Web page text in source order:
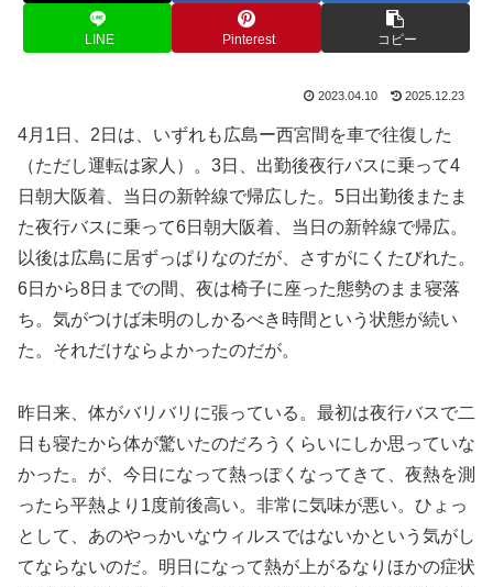
LINE Pinterest コピー
2023.04.10 2025.12.23
4月1日、2日は、いずれも広島ー西宮間を車で往復した
（ただし運転は家人）。3日、出勤後夜行バスに乗って4
日朝大阪着、当日の新幹線で帰広した。5日出勤後またま
た夜行バスに乗って6日朝大阪着、当日の新幹線で帰広。
以後は広島に居ずっぱりなのだが、さすがにくたびれた。
6日から8日までの間、夜は椅子に座った態勢のまま寝落
ち。気がつけば未明のしかるべき時間という状態が続い
た。それだけならよかったのだが。
昨日来、体がバリバリに張っている。最初は夜行バスで二
日も寝たから体が驚いたのだろうくらいにしか思っていな
かった。が、今日になって熱っぽくなってきて、夜熱を測
ったら平熱より1度前後高い。非常に気味が悪い。ひょっ
として、あのやっかいなウィルスではないかという気がし
てならないのだ。明日になって熱が上がるなりほかの症状